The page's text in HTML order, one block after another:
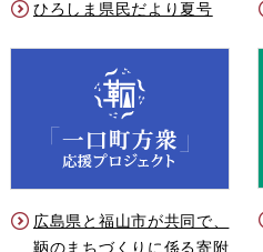
ひろしま県民だより夏号
広島県と福山市が共同で、
鞆のまちづくりに係る寄附